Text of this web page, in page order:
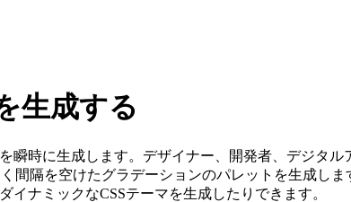
生成する
時に生成します。デザイナー、開発者、デジタル
間隔を空けたグラデーションのパレットを生成し
ナミックなCSSテーマを生成したりできます。